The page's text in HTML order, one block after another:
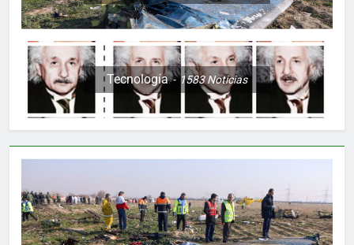
Tecnología 1583Noticias